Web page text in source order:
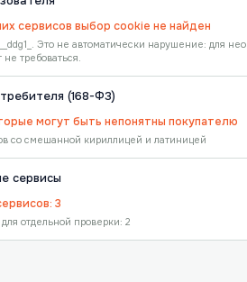
сервисов выбор cookie не найден
Это не автоматически нарушение: для
требоваться.
(168-ФЗ)
могут быть непонятны покупателю
со смешанной кириллицей и латиницей
сервисы
3
отдельной проверки: 2